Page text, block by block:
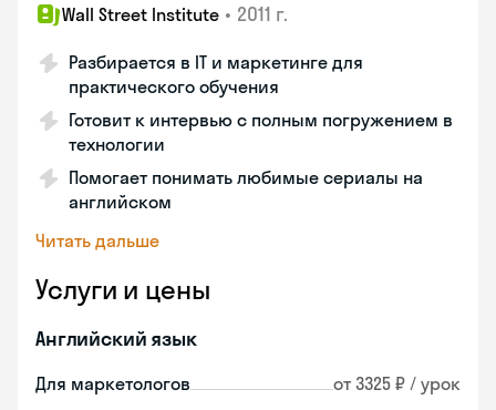
Wall Street Institute • 2011 г.
Разбирается в IT и маркетинге для
практического обучения
Готовит к интервью с полным погружением в
технологии
Помогает понимать любимые сериалы на
английском
Читать дальше
Услуги и цены
Английский язык
Для маркетологов от 3325 ₽ / урок